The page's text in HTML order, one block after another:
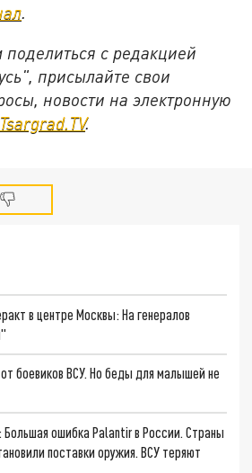
.
поделиться с редакцией
присылайте свои
новости на электронную
.
в центре Москвы: На генералов
боевиков ВСУ. Но беды для малышей не
Большая ошибка Palantir в России. Страны
поставки оружия. ВСУ теряют